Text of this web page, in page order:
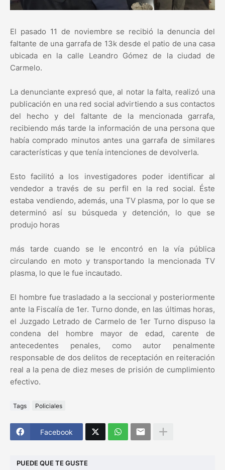
El pasado 11 de noviembre se recibió la denuncia del
faltante de una garrafa de 13k desde el patio de una casa
ubicada en la calle Leandro Gómez de la ciudad de
Carmelo.
La denunciante expresó que, al notar la falta, realizó una
publicación en una red social advirtiendo a sus contactos
del hecho y del faltante de la mencionada garrafa,
recibiendo más tarde la información de una persona que
había comprado minutos antes una garrafa de similares
características y que tenía intenciones de devolverla.
Esto facilitó a los investigadores poder identificar al
vendedor a través de su perfil en la red social. Éste
estaba vendiendo, además, una TV plasma, por lo que se
determinó así su búsqueda y detención, lo que se
produjo horas
más tarde cuando se le encontró en la vía pública
circulando en moto y transportando la mencionada TV
plasma, lo que le fue incautado.
El hombre fue trasladado a la seccional y posteriormente
ante la Fiscalía de 1er. Turno donde, en las últimas horas,
el Juzgado Letrado de Carmelo de 1er Turno dispuso la
condena del hombre mayor de edad, carente de
antecedentes penales, como autor penalmente
responsable de dos delitos de receptación en reiteración
real a la pena de diez meses de prisión de cumplimiento
efectivo.
Tags Policiales
Facebook
PUEDE QUE TE GUSTE